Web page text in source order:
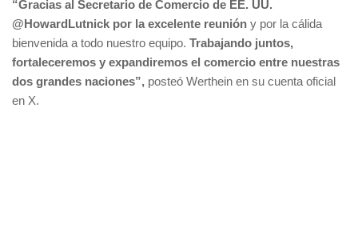
“Gracias al Secretario de Comercio de EE. UU.
@HowardLutnick por la excelente reunión y por la cálida
bienvenida a todo nuestro equipo. Trabajando juntos,
fortaleceremos y expandiremos el comercio entre nuestras
dos grandes naciones”, posteó Werthein en su cuenta oficial
en X.